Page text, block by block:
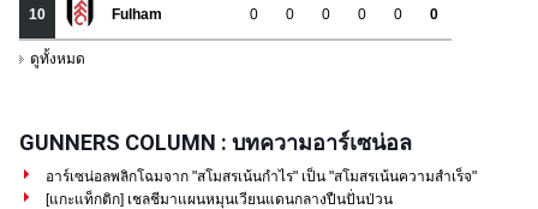
GUNNERS COLUMN : บทความอาร์เซน่อล
อาร์เซน่อลพลิกโฉมจาก "สโมสรเน้นกำไร" เป็น "สโมสรเน้นความสำเร็จ"
[แกะแท็กติก] เชลชีมาแผนหมุนเวียนแดนกลางปืนปั่นป่วน